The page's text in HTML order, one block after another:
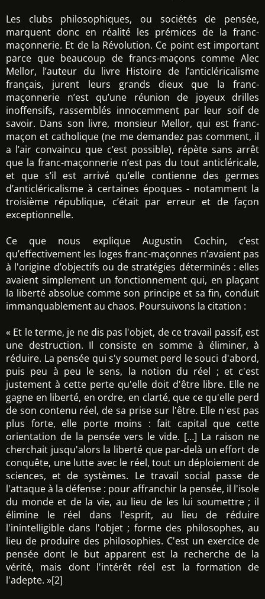
Les clubs philosophiques, ou sociétés de pensée,
marquent donc en réalité les prémices de la franc-
maçonnerie. Et de la Révolution. Ce point est important
parce que beaucoup de francs-maçons comme Alec
Mellor, l’auteur du livre Histoire de l’anticléricalisme
français, jurent leurs grands dieux que la franc-
maçonnerie n’est qu’une réunion de joyeux drilles
inoffensifs, rassemblés innocemment par leur soif de
savoir. Dans son livre, monsieur Mellor, qui est franc-
maçon et catholique (ne me demandez pas comment, il
a l’air convaincu que c’est possible), répète sans arrêt
que la franc-maçonnerie n’est pas du tout anticléricale,
et que s’il est arrivé qu’elle contienne des germes
d’anticléricalisme à certaines époques - notamment la
troisième république, c’était par erreur et de façon
exceptionnelle.
Ce que nous explique Augustin Cochin, c’est
qu’effectivement les loges franc-maçonnes n’avaient pas
à l'origine d’objectifs ou de stratégies déterminés : elles
avaient simplement un fonctionnement qui, en plaçant
la liberté absolue comme son principe et sa fin, conduit
immanquablement au chaos. Poursuivons la citation :
« Et le terme, je ne dis pas l'objet, de ce travail passif, est
une destruction. Il consiste en somme à éliminer, à
réduire. La pensée qui s'y soumet perd le souci d'abord,
puis peu à peu le sens, la notion du réel ; et c'est
justement à cette perte qu'elle doit d'être libre. Elle ne
gagne en liberté, en ordre, en clarté, que ce qu'elle perd
de son contenu réel, de sa prise sur l'être. Elle n'est pas
plus forte, elle porte moins : fait capital que cette
orientation de la pensée vers le vide. […] La raison ne
cherchait jusqu'alors la liberté que par-delà un effort de
conquête, une lutte avec le réel, tout un déploiement de
sciences, et de systèmes. Le travail social passe de
l'attaque à la défense : pour affranchir la pensée, il l'isole
du monde et de la vie, au lieu de les lui soumettre ; il
élimine le réel dans l'esprit, au lieu de réduire
l'inintelligible dans l'objet ; forme des philosophes, au
lieu de produire des philosophies. C'est un exercice de
pensée dont le but apparent est la recherche de la
vérité, mais dont l'intérêt réel est la formation de
l'adepte. »[2]